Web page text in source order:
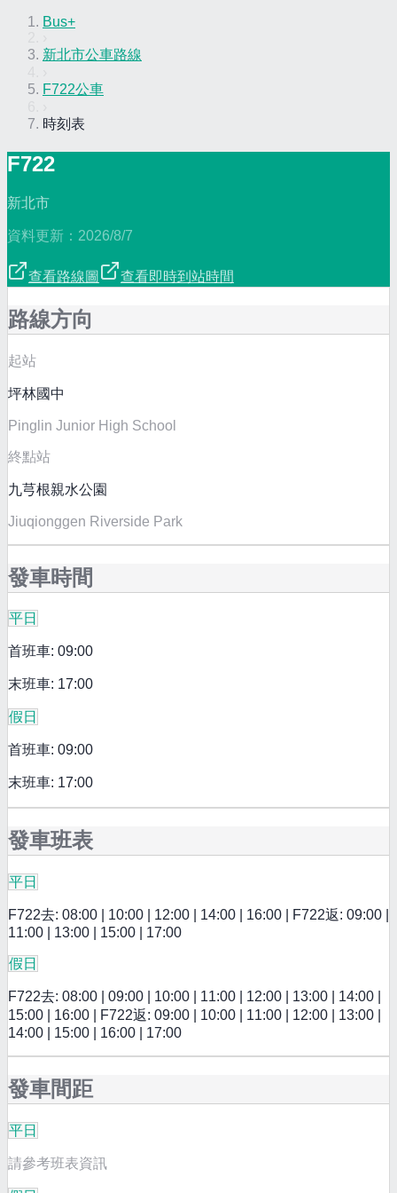
Bus+
新北市公車路線
F722公車
時刻表
F722
新北市
資料更新： 2026/8/7
查看路線圖 查看即時到站時間
路線方向
起站
坪林國中
Pinglin Junior High School
終點站
九芎根親水公園
Jiuqionggen Riverside Park
發車時間
平日
首班車: 09:00
末班車: 17:00
假日
首班車: 09:00
末班車: 17:00
發車班表
平日
F722去: 08:00 | 10:00 | 12:00 | 14:00 | 16:00 | F722返: 09:00 |
11:00 | 13:00 | 15:00 | 17:00
假日
F722去: 08:00 | 09:00 | 10:00 | 11:00 | 12:00 | 13:00 | 14:00 |
15:00 | 16:00 | F722返: 09:00 | 10:00 | 11:00 | 12:00 | 13:00 |
14:00 | 15:00 | 16:00 | 17:00
發車間距
平日
請參考班表資訊